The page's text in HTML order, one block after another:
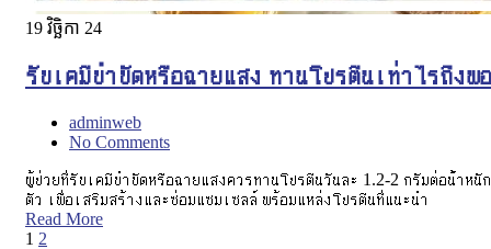
19 វិច្ឆិកា 24
รับเคมีบำบัดหรือฉายแสง ทานโปรตีนเท่าไรถึงพอ
adminweb
No Comments
ผู้ป่วยที่รับเคมีบำบัดหรือฉายแสงควรทานโปรตีนวันละ 1.2-2 กรัมต่อน้ำหนัก
ตัว เพื่อเสริมสร้างและซ่อมแซมเซลล์ พร้อมแหล่งโปรตีนที่แนะนำ
Read More
1 2